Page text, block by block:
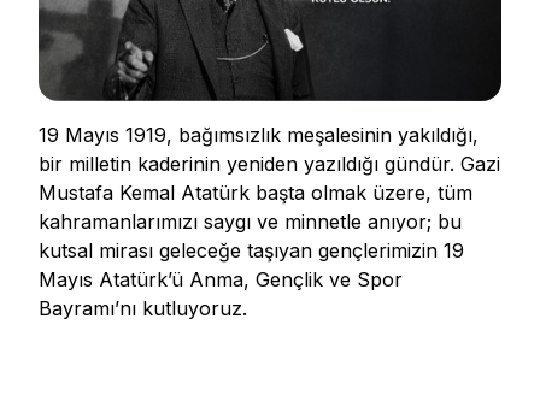
19 Mayıs 1919, bağımsızlık meşalesinin yakıldığı,
bir milletin kaderinin yeniden yazıldığı gündür. Gazi
Mustafa Kemal Atatürk başta olmak üzere, tüm
kahramanlarımızı saygı ve minnetle anıyor; bu
kutsal mirası geleceğe taşıyan gençlerimizin 19
Mayıs Atatürk’ü Anma, Gençlik ve Spor
Bayramı’nı kutluyoruz.